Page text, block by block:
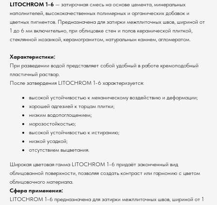
LITOCHROM 1-6 — затирочная смесь на основе цемента, минеральных
наполнителей, высококачественных полимерных и органических добавок и
цветных пигментов. Предназначена для затирки межплиточных швов, шириной от
1 до 6 мм включительно, при облицовке стен и полов керамической плиткой,
стеклянной мозаикой, керамогранитом, натуральным камнем, агломератом.
Характеристики:
При разведении водой представляет собой удобный в работе кремоподобный
пластичный раствор.
После затвердения LITOCHROM 1-6 характеризуется:
высокой устойчивостью к механическому воздействию и деформации;
хорошей адгезией к торцам плитки;
низким водопоглощением;
морозостойкостью;
высокой устойчивостью к истиранию;
низкой усадкой;
отсутствием выцветания.
Широкая цветовая гамма LITOCHROM 1-6 придаёт законченный вид
облицованной поверхности, позволяя создать контраст или гармонию с цветом
облицовочного материала.
Сфера применения:
LITOCHROM 1-6 предназначена для затирки межплиточных швов, шириной от 1